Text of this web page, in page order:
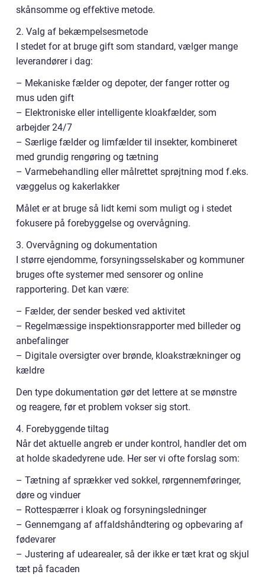
skånsomme og effektive metode.
2. Valg af bekæmpelsesmetode
I stedet for at bruge gift som standard, vælger mange
leverandører i dag:
– Mekaniske fælder og depoter, der fanger rotter og
mus uden gift
– Elektroniske eller intelligente kloakfælder, som
arbejder 24/7
– Særlige fælder og limfælder til insekter, kombineret
med grundig rengøring og tætning
– Varmebehandling eller målrettet sprøjtning mod f.eks.
væggelus og kakerlakker
Målet er at bruge så lidt kemi som muligt og i stedet
fokusere på forebyggelse og overvågning.
3. Overvågning og dokumentation
I større ejendomme, forsyningsselskaber og kommuner
bruges ofte systemer med sensorer og online
rapportering. Det kan være:
– Fælder, der sender besked ved aktivitet
– Regelmæssige inspektionsrapporter med billeder og
anbefalinger
– Digitale oversigter over brønde, kloakstrækninger og
kældre
Den type dokumentation gør det lettere at se mønstre
og reagere, før et problem vokser sig stort.
4. Forebyggende tiltag
Når det aktuelle angreb er under kontrol, handler det om
at holde skadedyrene ude. Her ser vi ofte forslag som:
– Tætning af sprækker ved sokkel, rørgennemføringer,
døre og vinduer
– Rottespærrer i kloak og forsyningsledninger
– Gennemgang af affaldshåndtering og opbevaring af
fødevarer
– Justering af udearealer, så der ikke er tæt krat og skjul
tæt på facaden